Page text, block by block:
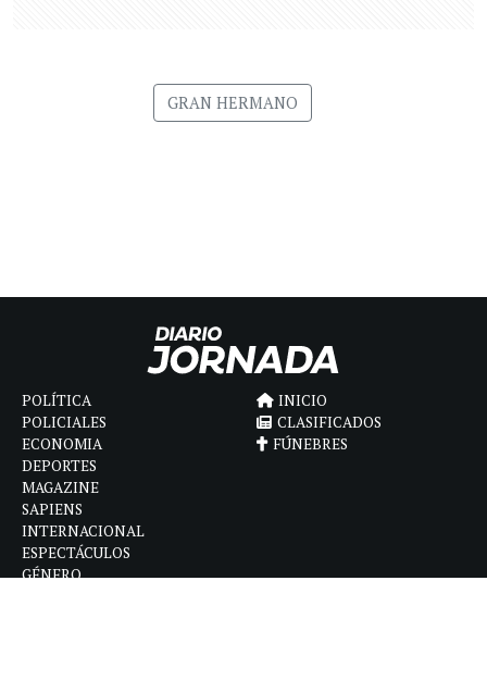
GRAN HERMANO
POLÍTICA
POLICIALES
ECONOMIA
DEPORTES
MAGAZINE
SAPIENS
INTERNACIONAL
ESPECTÁCULOS
GÉNERO
INICIO
CLASIFICADOS
FÚNEBRES